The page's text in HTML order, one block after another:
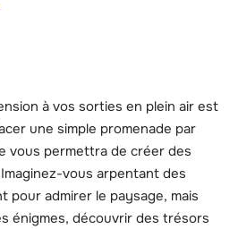
à vos sorties en plein air est
une simple promenade par
vous permettra de créer des
vous arpentant des
pour admirer le paysage, mais
énigmes, découvrir des trésors